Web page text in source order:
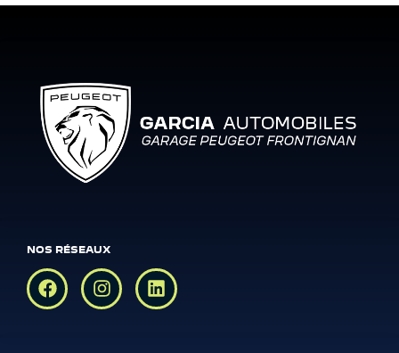
NOS RÉSEAUX